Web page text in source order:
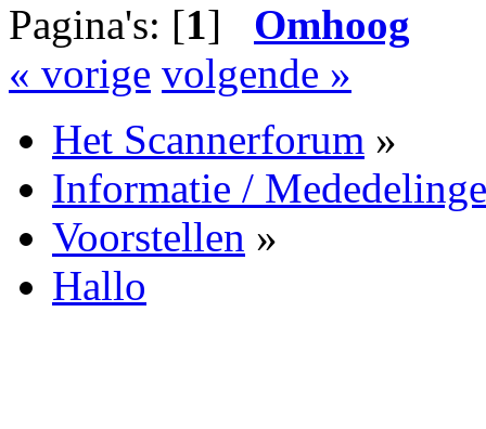
Pagina's: [1] Omhoog
« vorige volgende »
Het Scannerforum »
Informatie /
Voorstellen »
Hallo